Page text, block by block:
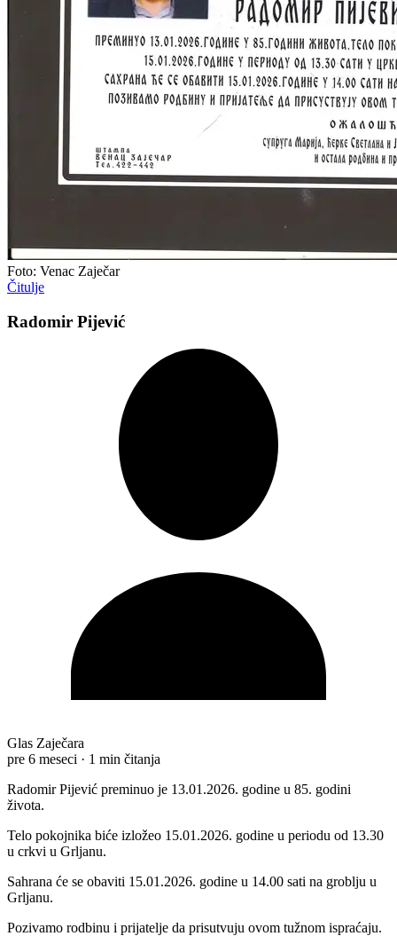
Foto: Venac Zaječar
Čitulje
Radomir Pijević
Glas Zaječara
pre 6 meseci · 1 min čitanja
Radomir Pijević preminuo je 13.01.2026. godine u 85. godini
života.
Telo pokojnika biće izložeo 15.01.2026. godine u periodu od 13.30
u crkvi u Grljanu.
Sahrana će se obaviti 15.01.2026. godine u 14.00 sati na groblju u
Grljanu.
Pozivamo rodbinu i prijatelje da prisutvuju ovom tužnom ispraćaju.